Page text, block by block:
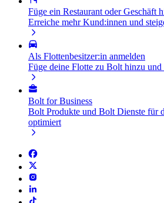
Füge ein Restaurant oder Geschäft
Erreiche mehr Kund:innen und
Als Flottenbesitzer:in anmelden
Füge deine Flotte zu Bolt hinzu und
Bolt for Business
Bolt Produkte und Bolt Dienste für
optimiert